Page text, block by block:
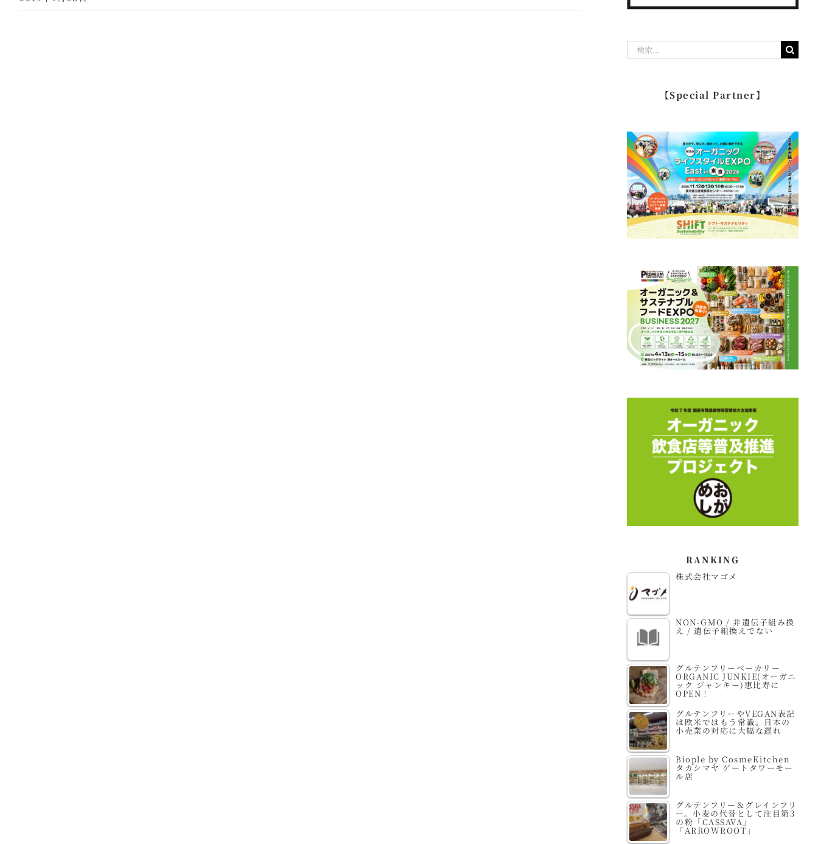
【Special Partner】
RANKING
株式会社マゴメ
NON-GMO / 非遺伝子組み換
え / 遺伝子組換えでない
グルテンフリーベーカリー
ORGANIC JUNKIE(オーガニ
ック ジャンキー)恵比寿に
OPEN！
グルテンフリーやVEGAN表記
は欧米ではもう常識。日本の
小売業の対応に大幅な遅れ
Biople by CosmeKitchen
タカシマヤ ゲートタワーモー
ル店
グルテンフリー＆グレインフリ
ー。小麦の代替として注目第3
の粉「CASSAVA」
「ARROWROOT」